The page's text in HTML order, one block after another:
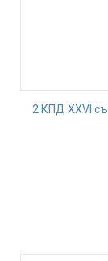
2 КПД XXVI